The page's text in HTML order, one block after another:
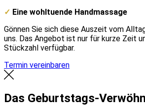
✓ Eine wohltuende Handmassage
Gönnen Sie sich diese Auszeit vom
uns. Das Angebot ist nur für kurze Zeit
Stückzahl verfügbar.
Termin vereinbaren
Das Geburtstags-